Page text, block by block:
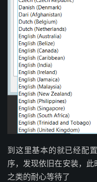
到这里基本的就已经配
序，发现依旧在安装，
之类的耐心等待了